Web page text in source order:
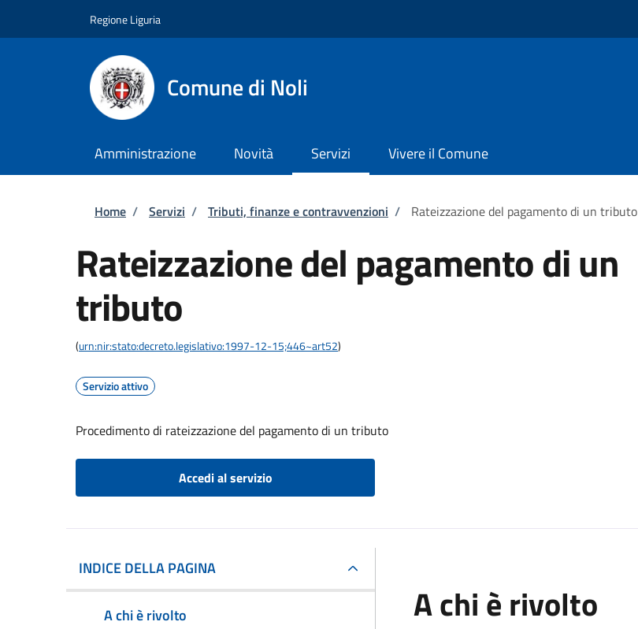
Regione Liguria
Comune di Noli
Amministrazione Novità Servizi Vivere il Comune
Briciole di pane
Home / Servizi / Tributi, finanze e contravvenzioni / Rateizzazione del pagamento di un tributo
Rateizzazione del pagamento di un
tributo
(urn:nir:stato:decreto.legislativo:1997-12-15;446~art52)
Servizio attivo
Procedimento di rateizzazione del pagamento di un tributo
Accedi al servizio
INDICE DELLA PAGINA
A chi è rivolto
A chi è rivolto